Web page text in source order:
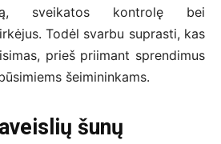
sveikatos kontrolę bei
Todėl svarbu suprasti, kas
prieš priimant sprendimus
šeimininkams.
šunų